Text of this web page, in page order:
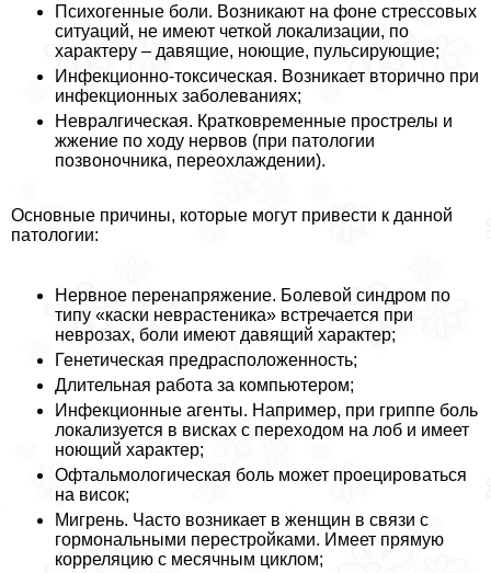
Психогенные боли. Возникают на фоне стрессовых
ситуаций, не имеют четкой локализации, по
хаpaктеру – давящие, ноющие, пульсирующие;
Инфекционно-токсическая. Возникает вторично при
инфекционных заболеваниях;
Невралгическая. Кратковременные прострелы и
жжение по ходу нервов (при патологии
позвоночника, переохлаждении).
Основные причины, которые могут привести к данной
патологии:
Нервное перенапряжение. Болевой синдром по
типу «каски неврастеника» встречается при
неврозах, боли имеют давящий хаpaктер;
Генетическая предрасположенность;
Длительная работа за компьютером;
Инфекционные агенты. Например, при гриппе боль
локализуется в висках с переходом на лоб и имеет
ноющий хаpaктер;
Офтальмологическая боль может проецироваться
на висок;
Мигрень. Часто возникает в женщин в связи с
гормональными перестройками. Имеет прямую
корреляцию с мecячным циклом;